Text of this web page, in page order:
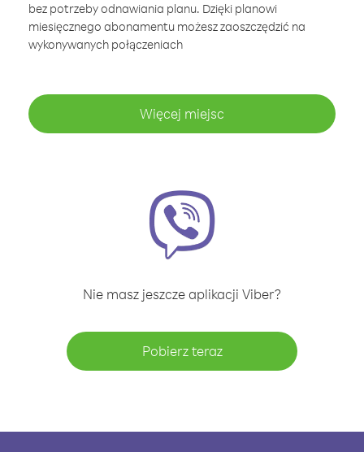
bez potrzeby odnawiania planu. Dzięki planowi
miesięcznego abonamentu możesz zaoszczędzić na
wykonywanych połączeniach
Więcej miejsc
Nie masz jeszcze aplikacji Viber?
Pobierz teraz